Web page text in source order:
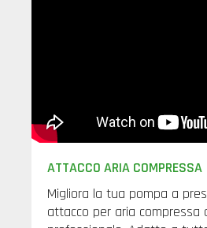
ATTACCO ARIA COMPRESSA
Migliora la tua pompa a
attacco per aria compressa